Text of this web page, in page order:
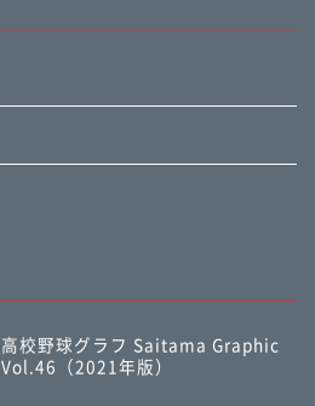
高校野球グラフ Saitama Graphic
Vol.46（2021年版）